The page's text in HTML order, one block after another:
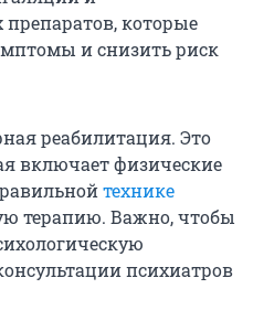
которые
и снизить риск
реабилитация. Это
включает физические
технике
терапию. Важно, чтобы
психиатров